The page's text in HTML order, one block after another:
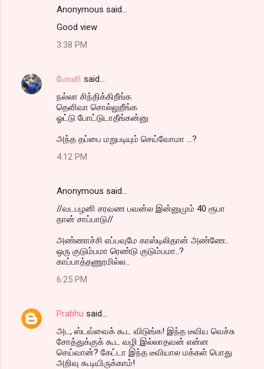
Anonymous said…
Good view
3:38 PM
மோனி said…
நல்லா சிந்திக்கிறீங்க
தெளிவா சொல்லுறீங்க
ஓட்டு போட்டுடாதீங்கன்னு
அந்த தப்பை மறுபடியும் செய்வோமா ...?
4:12 PM
Anonymous said…
//வடபழனி சரவண பவன்ல இன்னுமும் 40 ரூபா
தான் சாப்பாடு//
அண்ணாச்சி எப்பவுமே காஸ்டிலிதான் அண்ணே..
ஒரு குடும்பமா ரெண்டு குடும்பமா..?
காப்பாத்தணூமில்ல..
6:25 PM
Prabhu said…
அட, ஸ்டவ்வைக் கூட விடுங்க! இந்த டீவிய வெச்சு
சோத்துக்குக் கூட வழி இல்லாதவன் என்ன
செய்வான்? கேட்டா இந்த டீவியால மக்கள் பொது
அறிவு கூடியிருக்காம்!